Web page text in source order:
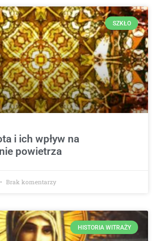
SZKŁO
i ich wpływ na
powietrza
Brak komentarzy
HISTORIA WITRAŻY